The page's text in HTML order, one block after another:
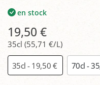
en stock
19,50 €
35cl (55,71 €/L)
35cl - 19,50 € 70cl -